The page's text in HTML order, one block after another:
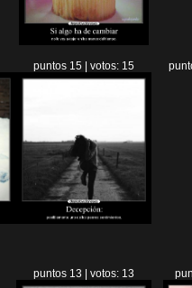
puntos 15 | votos: 15
puntos 13 | votos: 13